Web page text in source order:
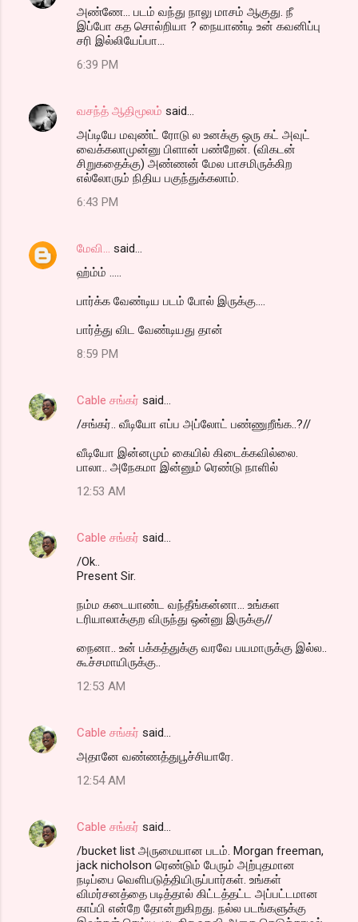
அண்ணே... படம் வந்து நாலு மாசம் ஆகுது. நீ
இப்போ கத சொல்றியா ? நையாண்டி உன் கவனிப்பு
சரி இல்லியேப்பா...
6:39 PM
வசந்த் ஆதிமூலம் said…
அப்டியே மவுண்ட் ரோடு ல உனக்கு ஒரு கட் அவுட்
வைக்கலாமுன்னு பிளான் பண்றேன். (விகடன்
சிறுகதைக்கு) அண்ணன் மேல பாசமிருக்கிற
எல்லோரும் நிதிய பகுந்துக்கலாம்.
6:43 PM
மேவி...
said…
ஹ்ம்ம் .....
பார்க்க வேண்டிய படம் போல் இருக்கு....
பார்த்து விட வேண்டியது தான்
8:59 PM
Cable சங்கர் said…
/சங்கர்.. வீடியோ எப்ப அப்லோட் பண்ணுறீங்க..?//
வீடியோ இன்னமும் கையில் கிடைக்கவில்லை.
பாலா.. அநேகமா இன்னும் ரெண்டு நாளில்
12:53 AM
Cable சங்கர் said…
/Ok..
Present Sir.
நம்ம கடையாண்ட வந்தீங்கன்னா... உங்கள
டரியாலாக்குற விருந்து ஒன்னு இருக்கு//
நைனா.. உன் பக்கத்துக்கு வரவே பயமாருக்கு இல்ல..
கூச்சமாயிருக்கு..
12:53 AM
Cable சங்கர் said…
அதானே வண்ணத்துபூச்சியாரே.
12:54 AM
Cable சங்கர் said…
/bucket list அருமையான படம். Morgan freeman,
jack nicholson ரெண்டும் பேரும் அற்புதமான
நடிப்பை வெளிபடுத்தியிருப்பார்கள். உங்கள்
விமர்சனத்தை படித்தால் கிட்டத்தட்ட அப்பட்டமான
காப்பி என்றே தோன்றுகிறது. நல்ல படங்களுக்கு